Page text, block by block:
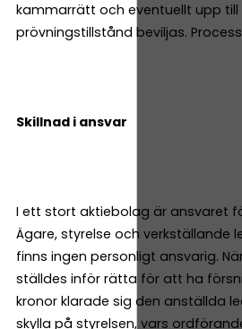
kammarrätt och eventuellt upp
prövningstillstånd beviljas.
Skillnad i ansvar
I ett stort aktiebolag är ansvaret
Ägare, styrelse och verkställande
finns ingen personligt ansvarig.
ställdes inför rätta för att ha
kronor klarade sig den anställda
skylla på styrelsen, vars